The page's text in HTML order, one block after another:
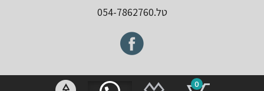
טל.054-7862760
0